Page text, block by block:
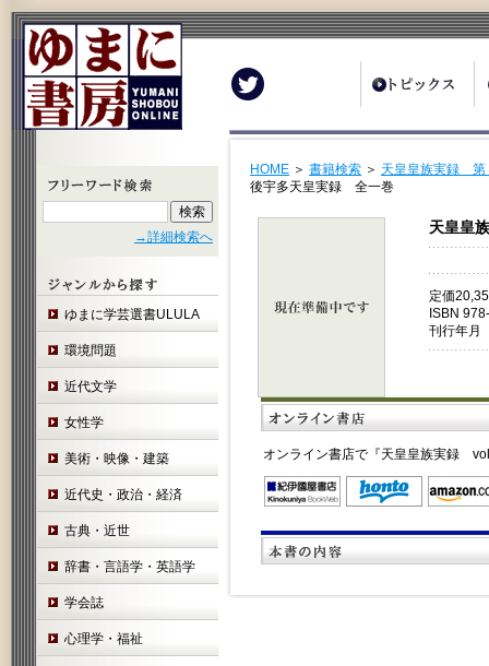
→詳細検索へ
ゆまに学芸選書ULULA
環境問題
近代文学
女性学
美術・映像・建築
近代史・政治・経済
古典・近世
辞書・言語学・英語学
学会誌
心理学・福祉
HOME ＞ 書籍検索 ＞ 天皇皇族実録
後宇多天皇実録 全一巻
天皇皇
定価
ISBN
刊行年
オンライン書店で『天皇皇族実録